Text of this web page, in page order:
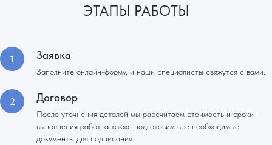
ЭТАПЫ РАБОТЫ
Заявка
Заполните онлайн-форму, и наши специалисты свяжутся с вами.
Договор
После уточнения деталей мы рассчитаем стоимость и сроки
выполнения работ, а также подготовим все необходимые
документы для подписания.